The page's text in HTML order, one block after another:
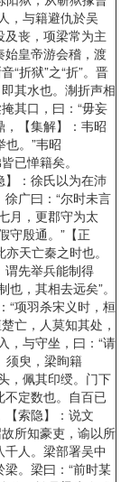
，与籍避仇於吴
丧，项梁常为主
始皇帝游会稽，渡
“折狱”之“折”。晋
其水也。淛折声相
其口，曰：“毋妄
【集解】：韦昭
也。”韦昭
已惮籍矣。
：徐氏以为在沛
广曰：“尔时未言
月，更郡守为太
守殷通。”【正
天亡秦之时也。
谓先举兵能制得
，其相去远矣”。
“项羽杀宋义时，桓
亡，人莫知其处，
，与守坐，曰：“请
须臾，梁眴籍
，佩其印绶。门下
定数也。自百已
【索隐】：说文
所知豪吏，谕以所
人。梁部署吴中
。梁曰：“前时某